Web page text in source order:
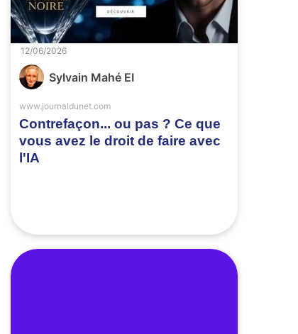
Sylvain Mahé EI
Contrefaçon... ou pas ? Ce que
vous avez le droit de faire avec
l'IA
www.journaldunet.com
12/06/2026